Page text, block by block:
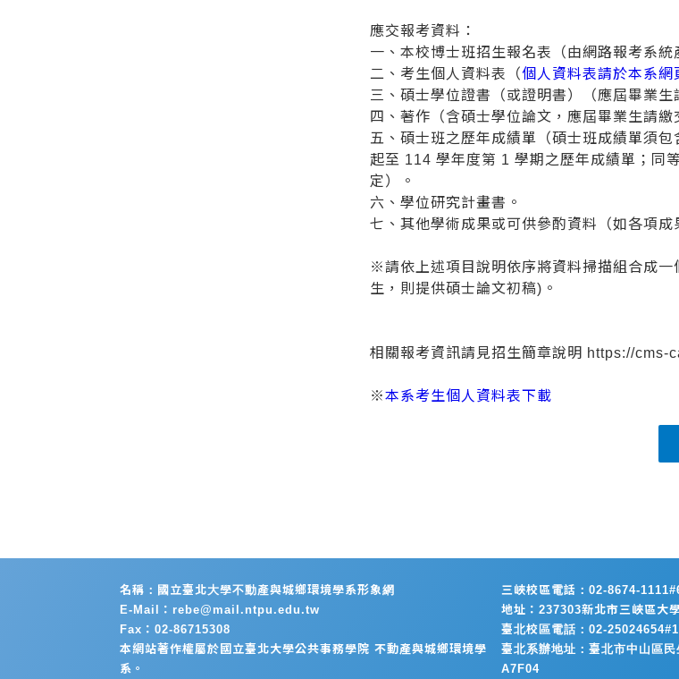
應交報考資料：
一、本校博士班招生報名表（由網路報考系統
二、考生個人資料表（個人資料表請於本系網
三、碩士學位證書（或證明書）（應屆畢業
四、著作（含碩士學位論文，應屆畢業生請繳
五、碩士班之歷年成績單（碩士班成績單須
起至 114 學年度第 1 學期之歷年成績單；同
定）。
六、學位研究計畫書。
七、其他學術成果或可供參酌資料（如各項成
※請依上述項目說明依序將資料掃描組合成
生，則提供碩士論文初稿)。
相關報考資訊請見招生簡章說明 https://
※本系考生個人資料表下載
三峽校區電話：02-8674-
地址：237303新北市三峽區大
臺北校區電話：02-
臺北系辦地址：臺北市中山區
A7F04
名稱：國立臺北大學不動產與城鄉環境學系形象網
E-Mail：rebe@mail.ntpu.edu.tw
Fax：02-86715308
本網站著作權屬於國立臺北大學公共事務學院 不動產與城鄉環境學
系。